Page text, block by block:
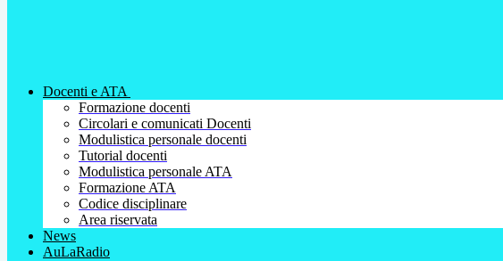
Docenti e ATA
Formazione docenti
Circolari e comunicati Docenti
Modulistica personale docenti
Tutorial docenti
Modulistica personale ATA
Formazione ATA
Codice disciplinare
Area riservata
News
AuLaRadio